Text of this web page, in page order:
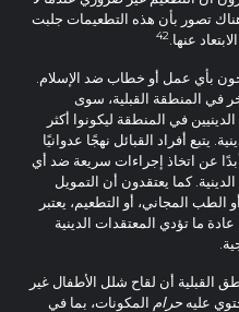
تصور بأن هذه التطعيمات جلبت
عنها.
42
عمل أو خطاب ضد الإسلام.
المنطقة القبلية، سوى
في المنطقة ليكونوا أكثر
أفراد القبائل نهجًا عدوانيًا
عن اتخاذ إجراءات سريعة ضد أي
كما يعتقدون أن التمويل
المجاني، أو التطعيم، يعتبر
ما تؤدي المعتقدات الدينية
أن لقاح شلل الأطفال غير
حرامالمكونات، بما في